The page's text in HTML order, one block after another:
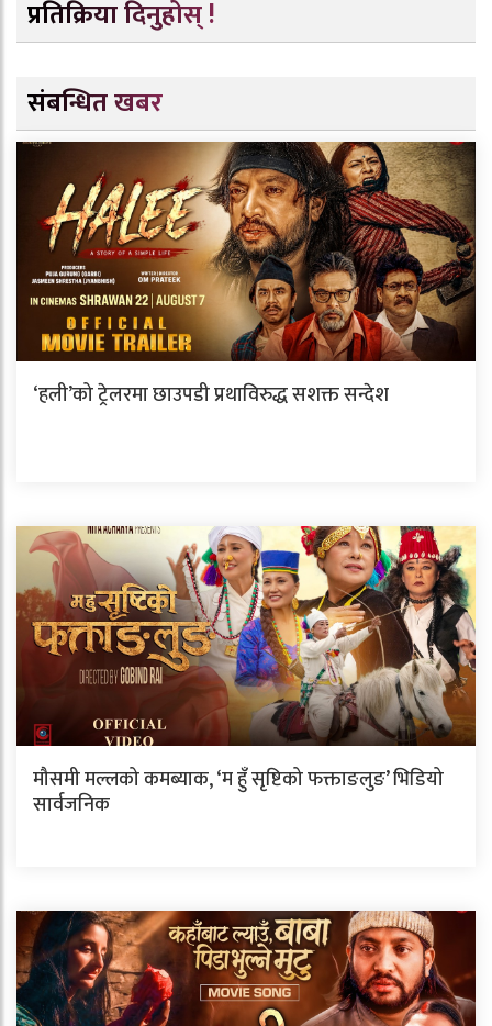
प्रतिक्रिया दिनुहोस् !
संबन्धित खबर
‘हली’को ट्रेलरमा छाउपडी प्रथाविरुद्ध सशक्त सन्देश
मौसमी मल्लको कमब्याक, ‘म हुँ सृष्टिको फक्ताङलुङ’ भिडियो
सार्वजनिक